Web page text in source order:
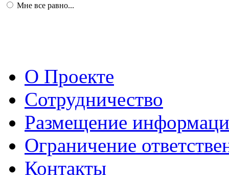
Мне все равно...
О Проекте
Сотрудничество
Размещение
Ограничение
Контакты